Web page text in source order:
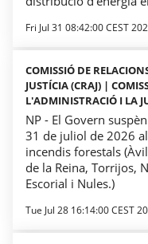
Fri Jul 31 08:42:00 CEST
COMISSIÓ DE
JUSTÍCIA (CRAJ) |
L'ADMINISTRACIÓ I LA
NP - El Govern
31 de juliol de 2026
incendis forestals
de la Reina, Torrijos,
Escorial i Nules.)
Tue Jul 28 16:14:00 CEST